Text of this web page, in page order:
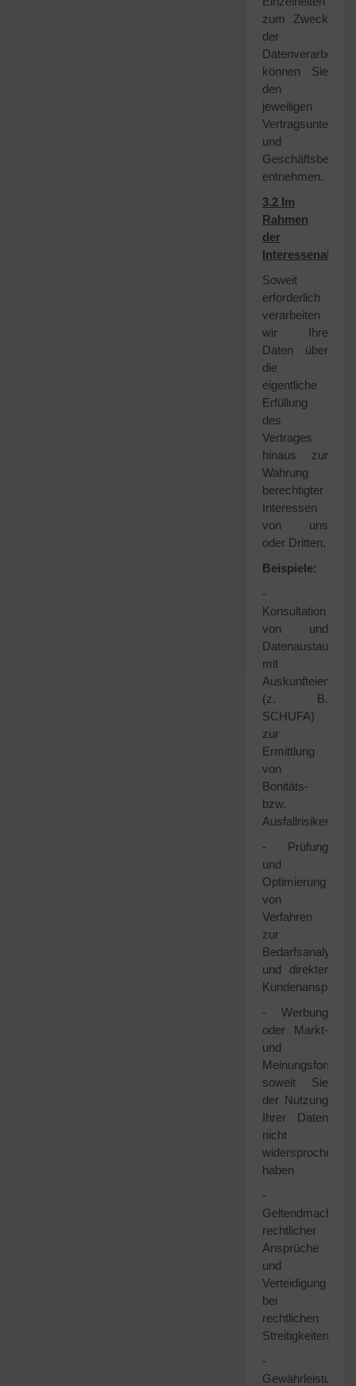
zum Zweck
der
können Sie
den
jeweiligen
und
entnehmen.
3.2 Im
Rahmen
der
Soweit
erforderlich
verarbeiten
wir Ihre
Daten über
die
eigentliche
Erfüllung
des
Vertrages
hinaus zur
Wahrung
berechtigter
Interessen
von uns
oder Dritten.
Beispiele:
-
Konsultation
von und
Datenaustausch
mit
Auskunfteien
(z. B.
SCHUFA)
zur
Ermittlung
von
Bonitäts-
bzw.
Ausfallrisiken
- Prüfung
und
Optimierung
von
Verfahren
zur
Bedarfsanalyse
und direkter
Kundenansprache
- Werbung
oder Markt-
und
soweit Sie
der Nutzung
Ihrer Daten
nicht
widersprochen
haben
-
Geltendmachung
rechtlicher
Ansprüche
und
Verteidigung
bei
rechtlichen
Streitigkeiten
-
Gewährleistung